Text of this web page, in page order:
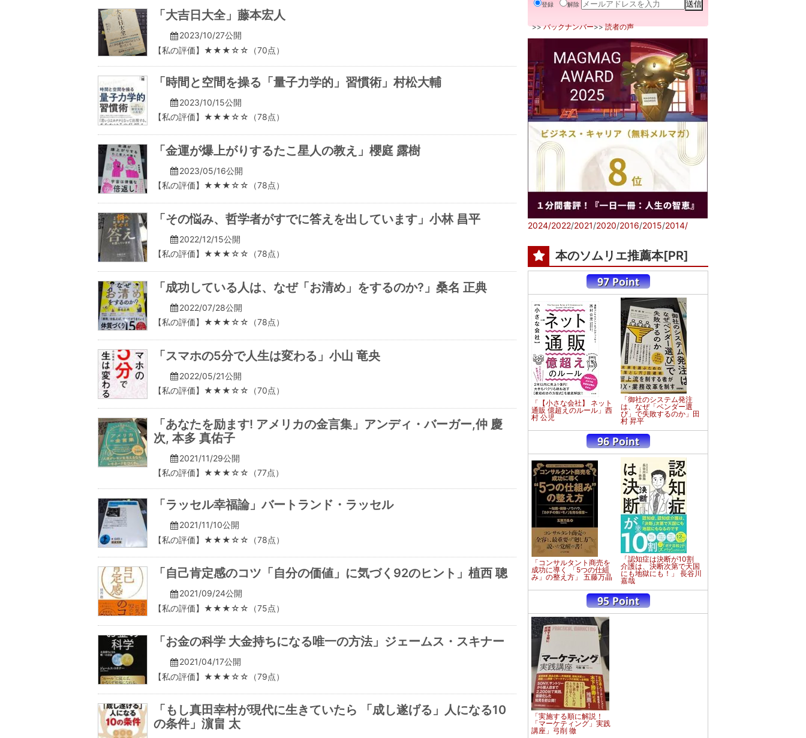
「大吉日大全」藤本宏人
2023/10/27公開
【私の評価】★★★☆☆（70点）
「時間と空間を操る「量子力学的」習慣術」村松大輔
2023/10/15公開
【私の評価】★★★☆☆（78点）
「金運が爆上がりするたこ星人の教え」櫻庭 露樹
2023/05/16公開
【私の評価】★★★☆☆（78点）
「その悩み、哲学者がすでに答えを出しています」小林 昌平
2022/12/15公開
【私の評価】★★★☆☆（78点）
「成功している人は、なぜ「お清め」をするのか?」桑名 正典
2022/07/28公開
【私の評価】★★★☆☆（78点）
「スマホの5分で人生は変わる」小山 竜央
2022/05/21公開
【私の評価】★★★☆☆（70点）
「あなたを励ます! アメリカの金言集」アンディ・バーガー,仲 慶
次, 本多 真佑子
2021/11/29公開
【私の評価】★★★☆☆（77点）
「ラッセル幸福論」バートランド・ラッセル
2021/11/10公開
【私の評価】★★★☆☆（78点）
「自己肯定感のコツ「自分の価値」に気づく92のヒント」植西 聰
2021/09/24公開
【私の評価】★★★☆☆（75点）
「お金の科学 大金持ちになる唯一の方法」ジェームス・スキナー
2021/04/17公開
【私の評価】★★★☆☆（79点）
「もし真田幸村が現代に生きていたら 「成し遂げる」人になる10
の条件」濵畠 太
登録 解除
>>バックナンバー>>読者の声
2024/2022/2021/2020/2016/2015/2014/
本のソムリエ推薦本[PR]
「【小さな会社】 ネット
通販 億超えのルール」西
村 公児
「御社のシステム発注
は、なぜ「ベンダー選
び」で失敗するのか」田
村 昇平
「コンサルタント商売を
成功に導く 「5つの仕組
み」の整え方」 五藤万晶
「認知症は決断が10割
介護は、決断次第で天国
にも地獄にも！」 長谷川
嘉哉
「実施する順に解説！
「マーケティング」実践
講座」弓削 徹